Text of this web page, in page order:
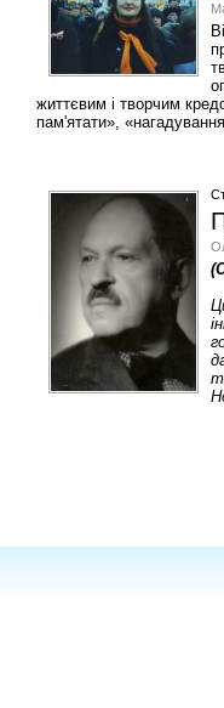
життєвим і творчим
пам'ятати»,